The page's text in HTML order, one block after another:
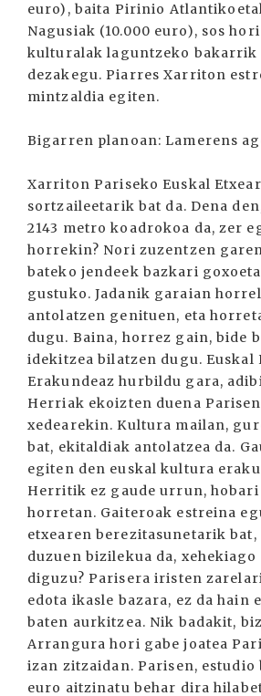
euro), baita Pirinio
Nagusiak (10.000 euro), sos
kulturalak laguntzeko bakarrik
dezakegu. Piarres Xarriton
mintzaldia egiten.
Bigarren planoan: Lamerens
Xarriton Pariseko Euskal
sortzaileetarik bat da. Dena
2143 metro koadrokoa da, zer
horrekin? Nori zuzentzen
bateko jendeek bazkari
gustuko. Jadanik garaian
antolatzen genituen, eta
dugu. Baina, horrez gain, bide
idekitzea bilatzen dugu. Euskal
Erakundeaz hurbildu gara,
Herriak ekoizten duena
xedearekin. Kultura mailan,
bat, ekitaldiak antolatzea da.
egiten den euskal kultura
Herritik ez gaude urrun, hobari
horretan. Gaiteroak estreina
etxearen berezitasunetarik bat,
duzuen bizilekua da, xehekiago
diguzu? Parisera iristen
edota ikasle bazara, ez da hain
baten aurkitzea. Nik badakit,
Arrangura hori gabe joatea
izan zitzaidan. Parisen, estudio
euro aitzinatu behar dira